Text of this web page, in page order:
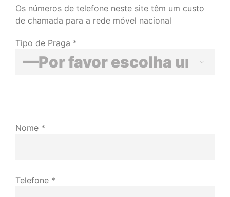
Os números de telefone neste site têm um custo
de chamada para a rede móvel nacional
Tipo de Praga *

Nome *
Telefone *